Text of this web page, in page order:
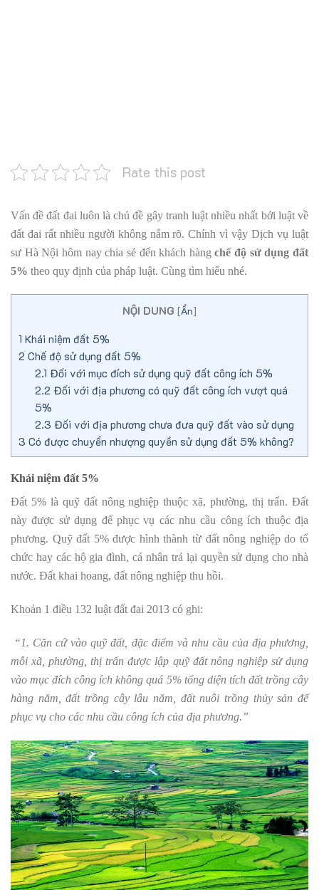
Rate this post
Vấn đề đất đai luôn là chủ đề gây tranh luật nhiều nhất bởi luật về
đất đai rất nhiều người không nắm rõ. Chính vì vậy Dịch vụ luật
sư Hà Nội hôm nay chia sẻ đến khách hàngchế độ sử dụng đất
5% theo quy định của pháp luật. Cùng tìm hiểu nhé.
NỘI DUNG [Ẩn]
1 Khái niệm đất 5%
2 Chế độ sử dụng đất 5%
2.1 Đối với mục đích sử dụng quỹ đất công ích 5%
2.2 Đối với địa phương có quỹ đất công ích vượt quá
5%
2.3 Đối với địa phương chưa đưa quỹ đất vào sử dụng
3 Có được chuyển nhượng quyền sử dụng đất 5% không?
Khái niệm đất 5%
Đất 5% là quỹ đất nông nghiệp thuộc xã, phường, thị trấn. Đất
này được sử dụng để phục vụ các nhu cầu công ích thuộc địa
phương. Quỹ đất 5% được hình thành từ đất nông nghiệp do tổ
chức hay các hộ gia đình, cá nhân trả lại quyền sử dụng cho nhà
nước. Đất khai hoang, đất nông nghiệp thu hồi.
Khoản 1 điều 132 luật đất đai 2013 có ghi:
“1. Căn cứ vào quỹ đất, đặc điểm và nhu cầu của địa phương,
mỗi xã, phường, thị trấn được lập quỹ đất nông nghiệp sử dụng
vào mục đích công ích không quá 5% tổng diện tích đất trồng cây
hàng năm, đất trồng cây lâu năm, đất nuôi trồng thủy sản để
phục vụ cho các nhu cầu công ích của địa phương.”